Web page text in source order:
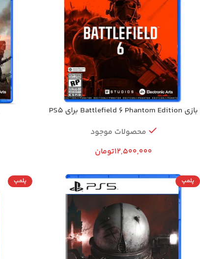
بازی Battlefield 6 Phantom Edition برای PS5
محصولات موجود
12,500,000تومان
پلمپ پلمپ